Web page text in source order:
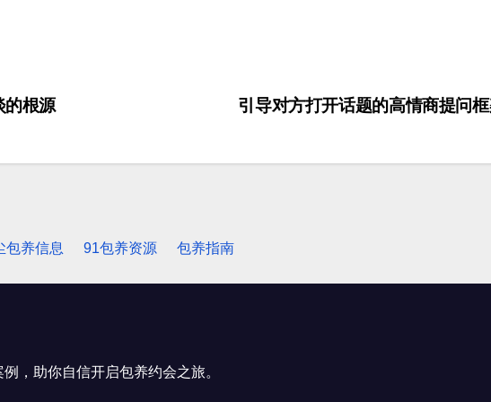
引导对方打开话题的高情商提问
的根源
包养信息 91包养资源 包养指南
，助你自信开启包养约会之旅。